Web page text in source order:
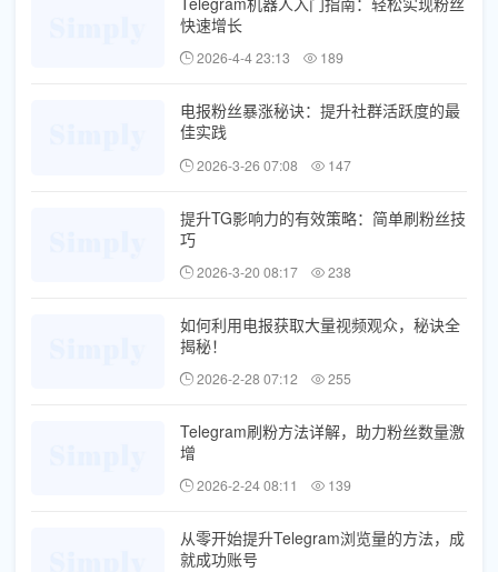
快速增长
2026-4-4 23:13 189
电报粉丝暴涨秘诀：提升社群活跃度的最
佳实践
2026-3-26 07:08 147
提升TG影响力的有效策略：简单刷粉丝技
巧
2026-3-20 08:17 238
如何利用电报获取大量视频观众，秘诀全
揭秘！
2026-2-28 07:12 255
Telegram刷粉方法详解，助力粉丝数量激
增
2026-2-24 08:11 139
从零开始提升Telegram浏览量的方法，成
就成功账号